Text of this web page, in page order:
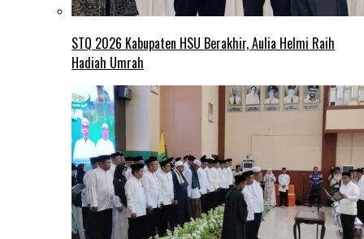
STQ 2026 Kabupaten HSU Berakhir, Aulia Helmi Raih
Hadiah Umrah